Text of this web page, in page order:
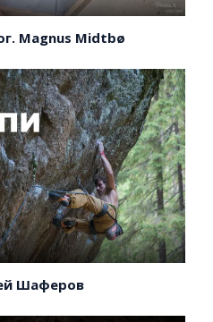
Magnus Midtbø
Шаферов